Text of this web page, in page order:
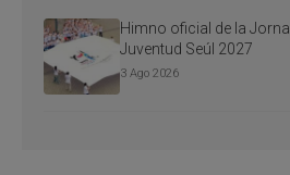
Himno oficial de la
Juventud Seúl 2027
3 Ago 2026